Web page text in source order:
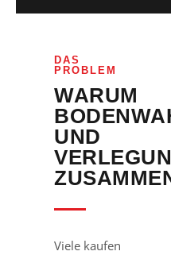
DAS
PROBLEM
WARUM
UND
Viele kaufen